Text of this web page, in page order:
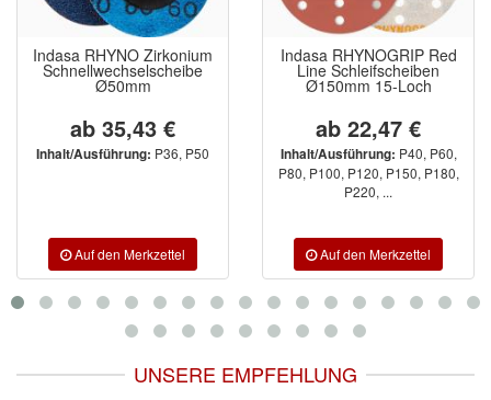
Indasa RHYNO Zirkonium
Schnellwechselscheibe
Ø50mm
ab 35,43 €
Inhalt/Ausführung: P36, P50
Indasa RHYNOGRIP Red
Line Schleifscheiben
Ø150mm 15-Loch
ab 22,47 €
Inhalt/Ausführung: P40, P60,
P80, P100, P120, P150, P180,
P220, ...
UNSERE EMPFEHLUNG